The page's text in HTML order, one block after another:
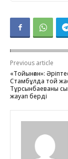
Previous article
«Тойынған»:
Стамбұлда той
Тұрсынбаеваны
жауап берді